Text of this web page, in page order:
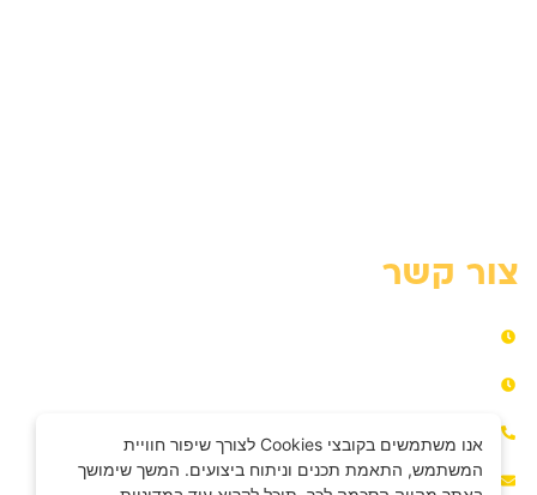
אנו משתמשים בקובצי Cookies לצורך שיפור חוויית
המשתמש, התאמת תכנים וניתוח ביצועים. המשך שימושך
צור קשר
e.b.menofim@gmail.com​